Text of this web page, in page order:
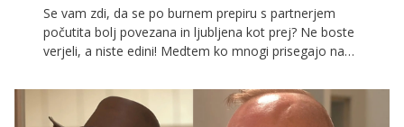
Se vam zdi, da se po burnem prepiru s partnerjem
počutita bolj povezana in ljubljena kot prej? Ne boste
verjeli, a niste edini! Medtem ko mnogi prisegajo na
pari dosegajo vrhunec intimnosti prav po tem, ko so
se soočili s konfliktom. Zakaj je temu tako?